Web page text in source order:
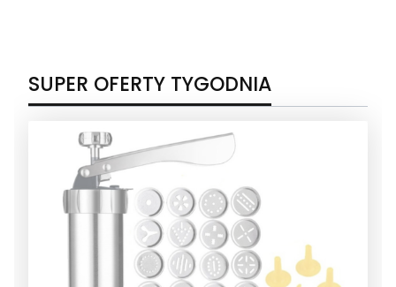
SUPER OFERTY TYGODNIA